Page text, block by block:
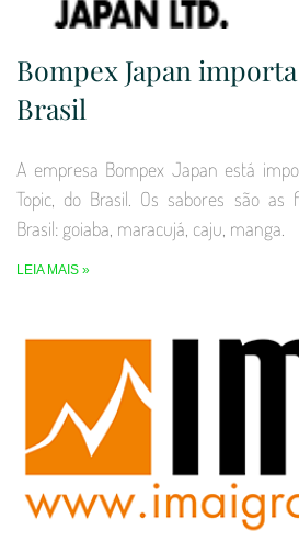
Bompex Japan
Brasil
A empresa Bompex Japan está
Topic, do Brasil. Os sabores são
Brasil: goiaba, maracujá, caju, manga.
LEIA MAIS »